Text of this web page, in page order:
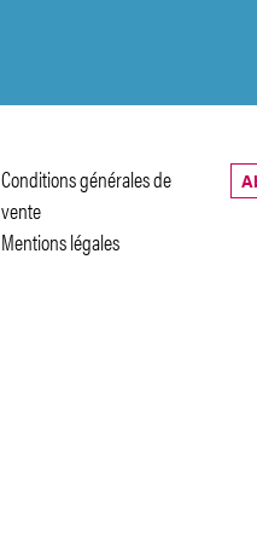
Conditions générales de
vente
Mentions légales